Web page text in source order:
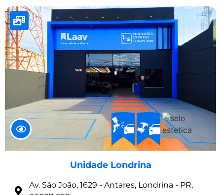
Unidade Londrina
Av. São João, 1629 - Antares, Londrina - PR,